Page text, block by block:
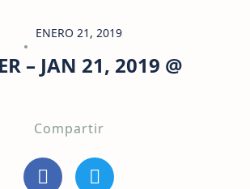
ENERO 21, 2019
– JAN 21, 2019 @
Compartir